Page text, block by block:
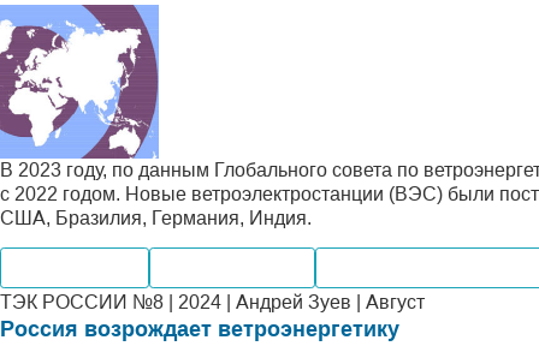
В 2023 году, по данным Глобального совета по
с 2022 годом. Новые ветроэлектростанции (ВЭС) были
США, Бразилия, Германия, Индия.
ТЭК РОССИИ №8 | 2024 | Андрей Зуев | Август
Россия возрождает ветроэнергетику